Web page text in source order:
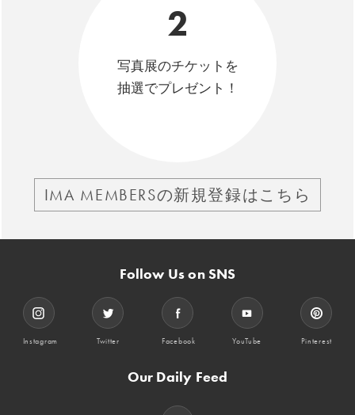
2
写真展のチケットを
抽選でプレゼント！
IMA MEMBERSの新規登録はこちら
Follow Us on SNS
Instagram Twitter Facebook YouTube Pinterest
Our Daily Feed